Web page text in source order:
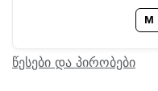
M
წესები და პირობები